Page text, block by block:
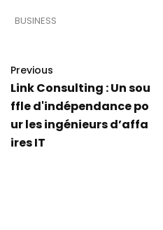
BUSINESS
Previous
Link Consulting : Un sou
ffle d'indépendance po
ur les ingénieurs d’affa
ires IT